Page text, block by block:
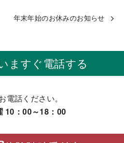
年末年始のお休みのお知らせ
ますぐ電話する
電話ください。
10：00～18：00